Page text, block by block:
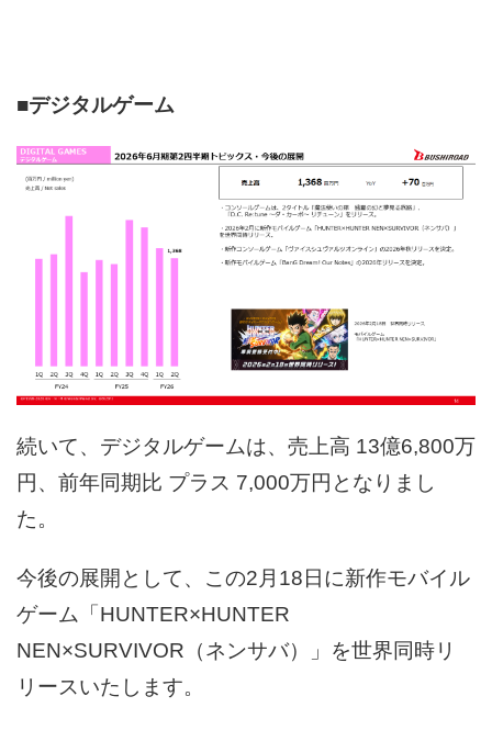
■デジタルゲーム
続いて、デジタルゲームは、売上高 13億6,800万
円、前年同期比 プラス 7,000万円となりまし
た。
今後の展開として、この2月18日に新作モバイル
ゲーム「HUNTER×HUNTER
NEN×SURVIVOR（ネンサバ）」を世界同時リ
リースいたします。